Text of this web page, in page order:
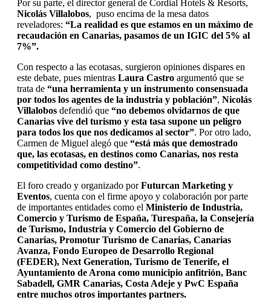
Por su parte, el director general de Cordial Hotels & Resorts,
Nicolás Villalobos, puso encima de la mesa datos
reveladores: “La realidad es que estamos en un máximo de
recaudación en Canarias, pasamos de un IGIC del 5% al
7%”.
Con respecto a las ecotasas, surgieron opiniones dispares en
este debate, pues mientras Laura Castro argumentó que se
trata de “una herramienta y un instrumento consensuada
por todos los agentes de la industria y población”, Nicolás
Villalobos defendió que “no debemos olvidarnos de que
Canarias vive del turismo y esta tasa supone un peligro
para todos los que nos dedicamos al sector”. Por otro lado,
Carmen de Miguel alegó que “está más que demostrado
que, las ecotasas, en destinos como Canarias, nos resta
competitividad como destino”.
El foro creado y organizado porFuturcan Marketing y
Eventos, cuenta con el firme apoyo y colaboración por parte
de importantes entidades como el Ministerio de Industria,
Comercio y Turismo de España, Turespaña, la Consejería
de Turismo, Industria y Comercio del Gobierno de
Canarias, Promotur Turismo de Canarias, Canarias
Avanza, Fondo Europeo de Desarrollo Regional
(FEDER), Next Generation, Turismo de Tenerife, el
Ayuntamiento de Arona como municipio anfitrión, Banc
Sabadell, GMR Canarias, Costa Adeje y PwC España
entre muchos otros importantes partners.